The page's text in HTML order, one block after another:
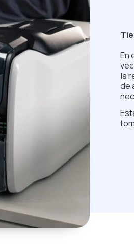
En
la
de